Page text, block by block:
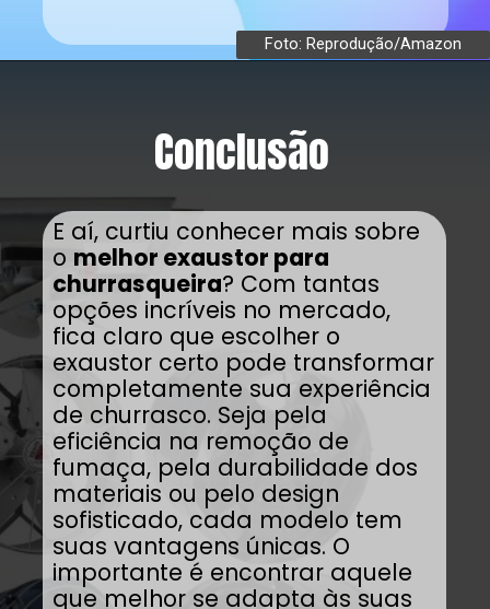
Foto: Reprodução/Amazon
Conclusão
E aí, curtiu conhecer mais sobre
o melhor exaustor para
churrasqueira? Com tantas
opções incríveis no mercado,
fica claro que escolher o
exaustor certo pode transformar
completamente sua experiência
de churrasco. Seja pela
eficiência na remoção de
fumaça, pela durabilidade dos
materiais ou pelo design
sofisticado, cada modelo tem
suas vantagens únicas. O
importante é encontrar aquele
que melhor se adapta às suas